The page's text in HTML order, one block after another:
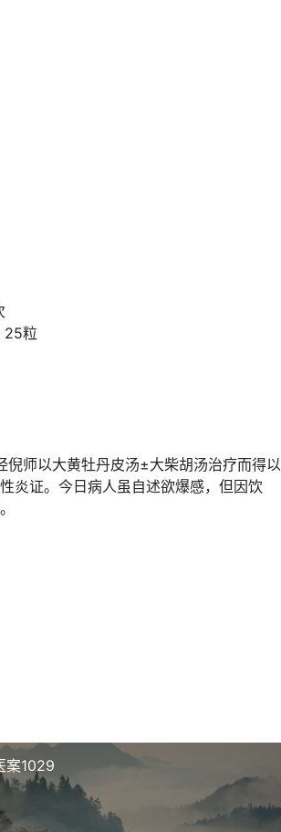
25粒
师以大黄牡丹皮汤±大柴胡汤治疗而得以
炎证。今日病人虽自述欲爆感，但因饮
案1029